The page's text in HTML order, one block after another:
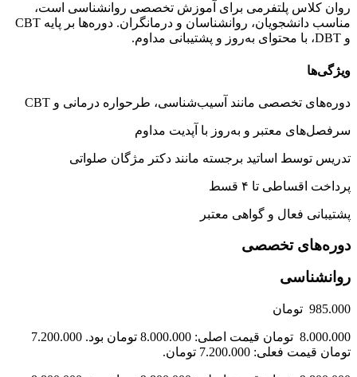
روان کلاس پلتفرمی برای آموزش تخصصی روانشناسی است،
مناسب دانشجویان، روانشناسان و درمانگران. دوره‌ها بر پایه CBT
و DBT، با محتوای به‌روز و پشتیبانی مداوم.
ویژگی‌ها
دوره‌های تخصصی مانند آسیب‌شناسی، طرحواره درمانی و CBT
سرفصل‌های معتبر و به‌روز با آپدیت مداوم
تدریس توسط اساتید برجسته مانند دکتر مژگان صلواتی
پرداخت اقساطی تا ۴ قسط
پشتیبانی فعال و گواهی معتبر
دوره‌های تخصصی
روانشناسی
985.000 تومان
تومان قیمت فعلی: 7.200.000 تومان.